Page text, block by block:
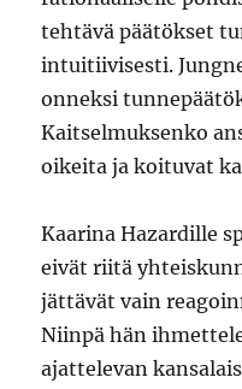
tehtävä päätökset
intuitiivisesti.
onneksi
Kaitselmuksenko
oikeita ja koituvat
Kaarina Hazardille
eivät riitä
jättävät vain
Niinpä hän
ajattelevan